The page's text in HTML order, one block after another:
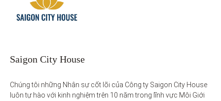
Saigon City House
Chúng tôi những Nhân sự cốt lõi của Công ty Saigon City House
luôn tự hào với kinh nghiệm trên 10 năm trong lĩnh vực Môi Giới